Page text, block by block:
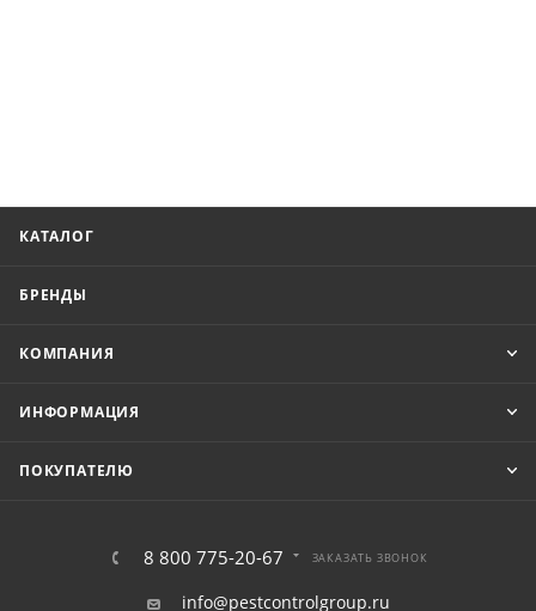
КАТАЛОГ
БРЕНДЫ
КОМПАНИЯ
ИНФОРМАЦИЯ
ПОКУПАТЕЛЮ
8 800 775-20-67 ЗАКАЗАТЬ ЗВОНОК
info@pestcontrolgroup.ru